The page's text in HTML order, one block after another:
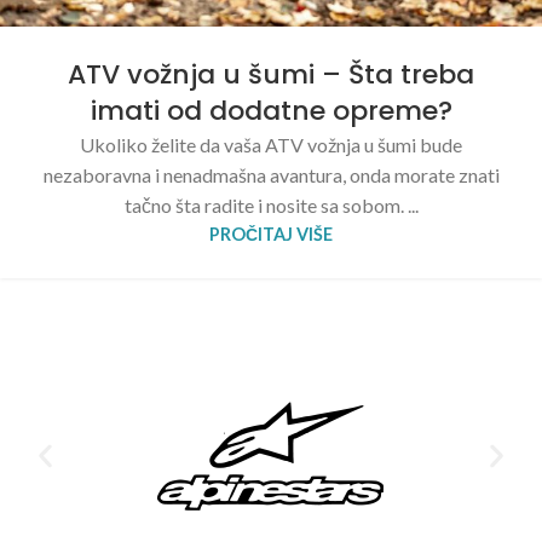
ATV vožnja u šumi – Šta treba
imati od dodatne opreme?
Ukoliko želite da vaša ATV vožnja u šumi bude
nezaboravna i nenadmašna avantura, onda morate znati
tačno šta radite i nosite sa sobom. ...
PROČITAJ VIŠE